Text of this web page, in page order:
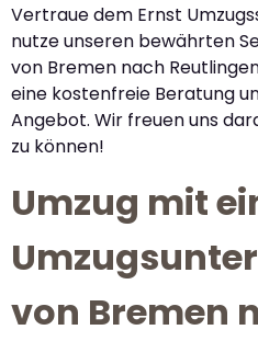
Vertraue dem Ernst
nutze unseren bewährten
von Bremen nach
eine kostenfreie Beratung
Angebot. Wir freuen uns
zu können!
Umzug mit
von Bremen